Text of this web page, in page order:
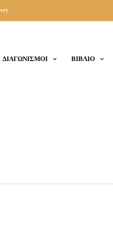
ΔΙΑΓΩΝΙΣΜΟΙ ΒΙΒΛΙΟ